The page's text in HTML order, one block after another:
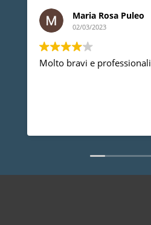
Maria Rosa Puleo
02/03/2023
Molto bravi e professionali